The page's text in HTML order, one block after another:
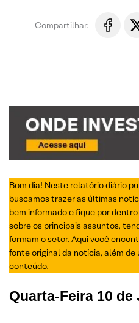
Compartilhar:
Bom dia! Neste relatório diário
buscamos trazer as últimas
bem informado e fique por
sobre os principais assuntos,
formam o setor. Aqui você
fonte original da notícia, além de
conteúdo.
Quarta-Feira 10 de